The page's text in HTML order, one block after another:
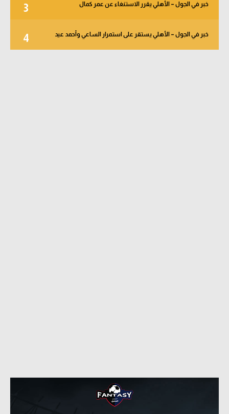
3 خبر في الجول – الأهلي يقرر الاستنغاء عن عمر كمال
4 خبر في الجول – الأهلي يستقر على استمرار الساعي وأحمد عيد